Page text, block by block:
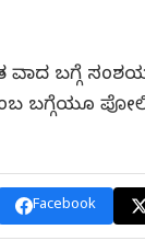
ವಾದ ಬಗ್ಗೆ
ಬಗ್ಗೆಯೂ
Facebook